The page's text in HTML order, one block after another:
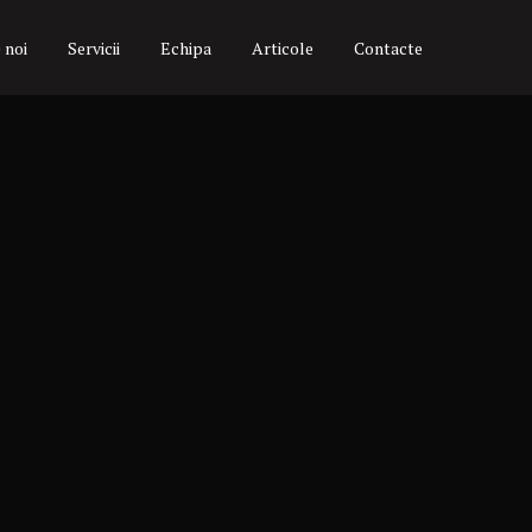
noi Servicii Echipa Articole Contacte